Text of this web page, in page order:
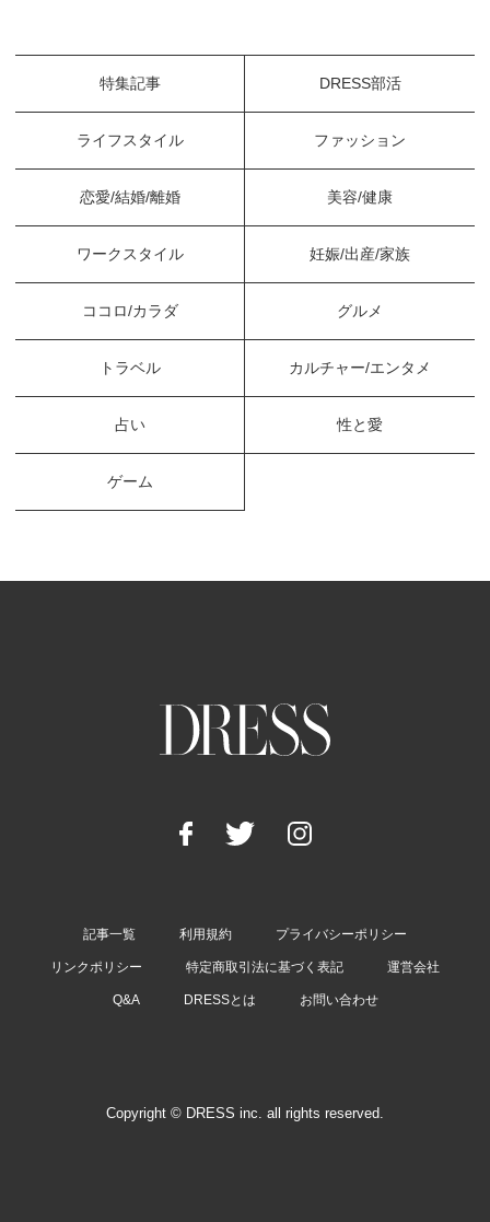
特集記事 DRESS部活
ライフスタイル ファッション
恋愛/結婚/離婚 美容/健康
ワークスタイル 妊娠/出産/家族
ココロ/カラダ グルメ
トラベル カルチャー/エンタメ
占い 性と愛
ゲーム
記事一覧 利用規約 プライバシーポリシー
リンクポリシー 特定商取引法に基づく表記 運営会社
Q&A DRESSとは お問い合わせ
Copyright © DRESS inc. all rights reserved.